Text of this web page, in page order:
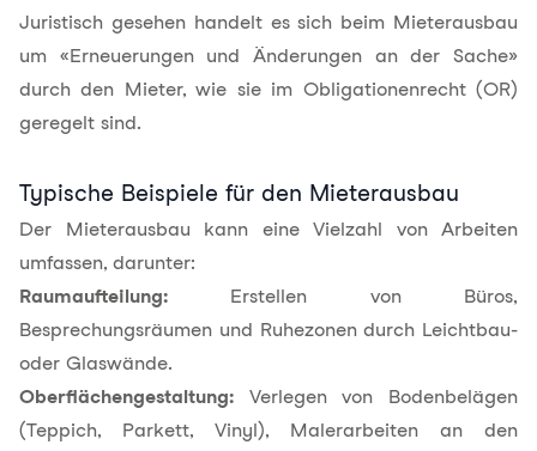
Juristisch gesehen handelt es sich beim Mieterausbau
um «Erneuerungen und Änderungen an der Sache»
durch den Mieter, wie sie im Obligationenrecht (OR)
geregelt sind.
Typische Beispiele für den Mieterausbau
Der Mieterausbau kann eine Vielzahl von Arbeiten
umfassen, darunter:
Raumaufteilung:
Erstellen von Büros,
Besprechungsräumen und Ruhezonen durch Leichtbau-
oder Glaswände.
Oberflächengestaltung: Verlegen von Bodenbelägen
(Teppich, Parkett, Vinyl), Malerarbeiten an den